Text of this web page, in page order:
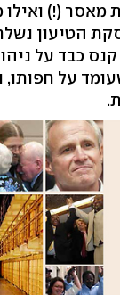
51 שנות מאסר (!)
הטיעון
כבד על
על חפותו,